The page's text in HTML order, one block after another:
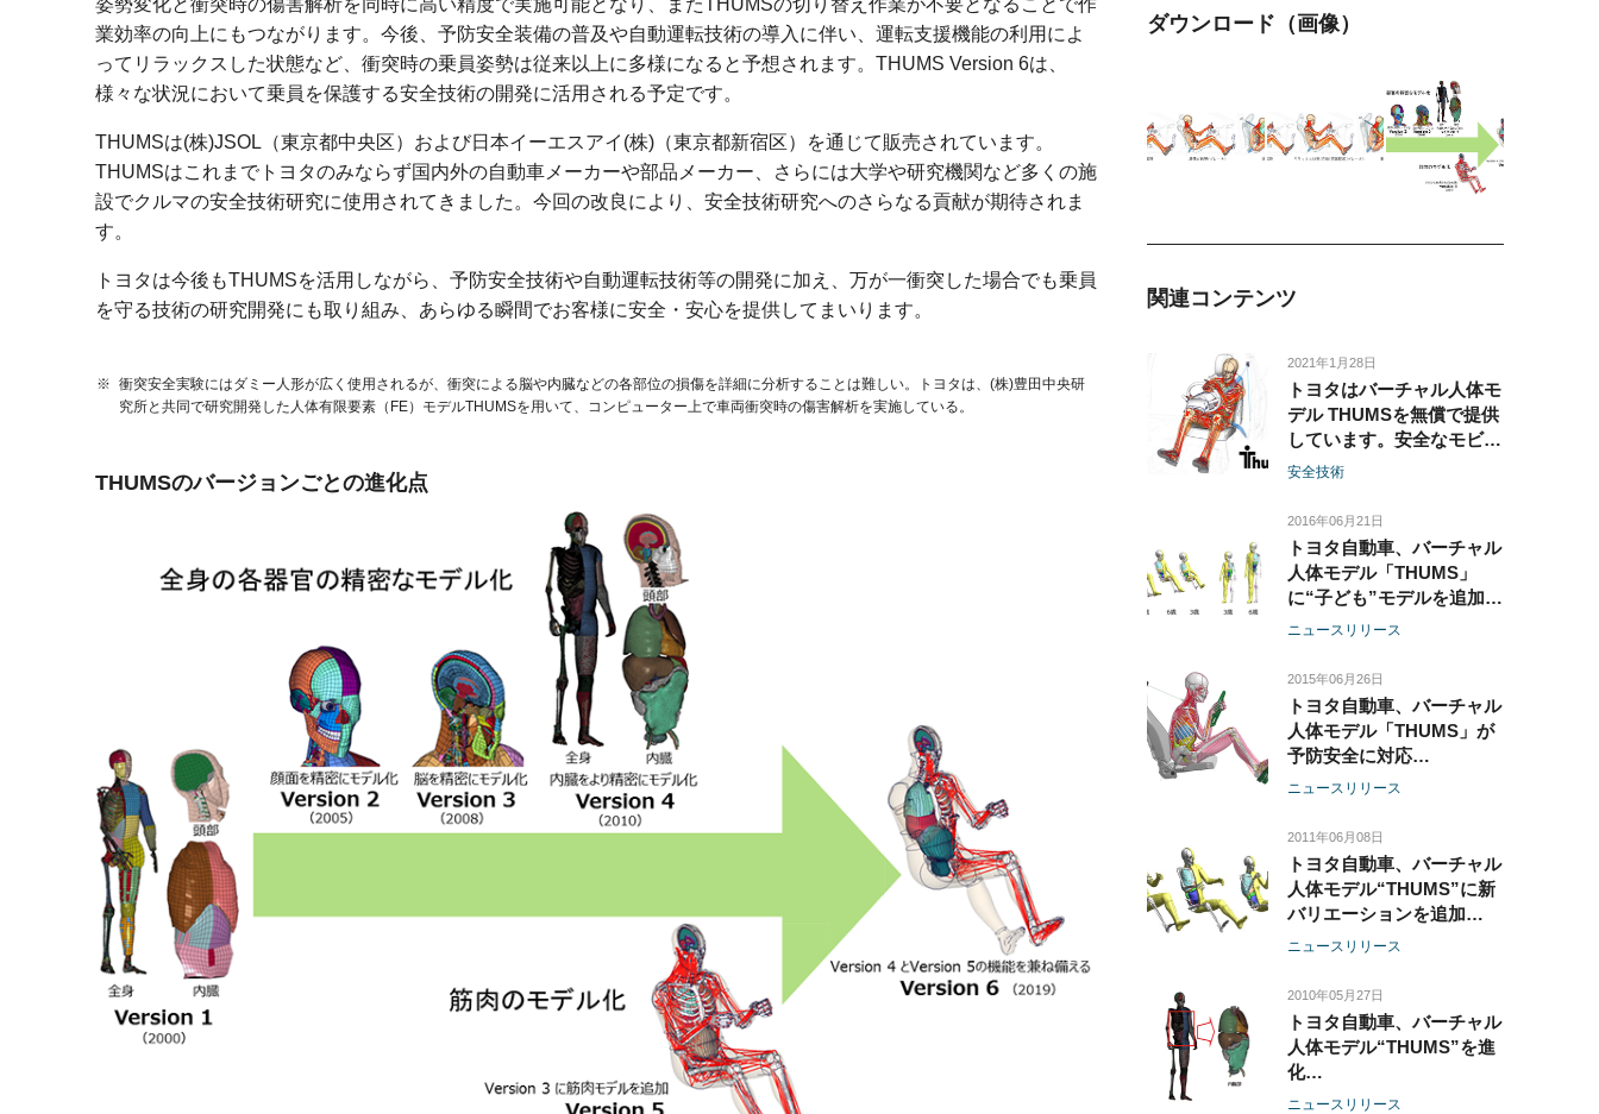
姿勢変化と衝突時の傷害解析を同時に高い精度で実施可能となり、またTHUMSの切り替え作業が不要となることで作
業効率の向上にもつながります。今後、予防安全装備の普及や自動運転技術の導入に伴い、運転支援機能の利用によ
ってリラックスした状態など、衝突時の乗員姿勢は従来以上に多様になると予想されます。THUMS Version 6は、
様々な状況において乗員を保護する安全技術の開発に活用される予定です。
THUMSは(株)JSOL（東京都中央区）および日本イーエスアイ(株)（東京都新宿区）を通じて販売されています。
THUMSはこれまでトヨタのみならず国内外の自動車メーカーや部品メーカー、さらには大学や研究機関など多くの施
設でクルマの安全技術研究に使用されてきました。今回の改良により、安全技術研究へのさらなる貢献が期待されま
す。
トヨタは今後もTHUMSを活用しながら、予防安全技術や自動運転技術等の開発に加え、万が一衝突した場合でも乗員
を守る技術の研究開発にも取り組み、あらゆる瞬間でお客様に安全・安心を提供してまいります。
※ 衝突安全実験にはダミー人形が広く使用されるが、衝突による脳や内臓などの各部位の損傷を詳細に分析することは難しい。トヨタは、(株)豊田中央研
究所と共同で研究開発した人体有限要素（FE）モデルTHUMSを用いて、コンピューター上で車両衝突時の傷害解析を実施している。
THUMSのバージョンごとの進化点
ダウンロード（画像）
関連コンテンツ
2021年1月28日
トヨタはバーチャル人体モ
デル THUMSを無償で提供
しています。安全なモビリ
ティ社会の実現に向けて、
とを期待します。 ※英語
サイトのみ
安全技術
2016年06月21日
トヨタ自動車、バーチャル
人体モデル「THUMS」
に“子ども”モデルを追加
-“大柄男性”、“成人男
含めラインナップ完成-
ニュースリリース
2015年06月26日
トヨタ自動車、バーチャル
人体モデル「THUMS」が
予防安全に対応
-衝突前の乗員身構え状態
含めた安全装備の効果予測
が可能に-
ニュースリリース
2011年06月08日
トヨタ自動車、バーチャル
人体モデル“THUMS”に新
バリエーションを追加
-“THUMS Version 4”に新
性”モデル が完成-
ニュースリリース
2010年05月27日
トヨタ自動車、バーチャル
人体モデル“THUMS”を進
化
-内臓傷害の解析まで可能
ニュースリリース